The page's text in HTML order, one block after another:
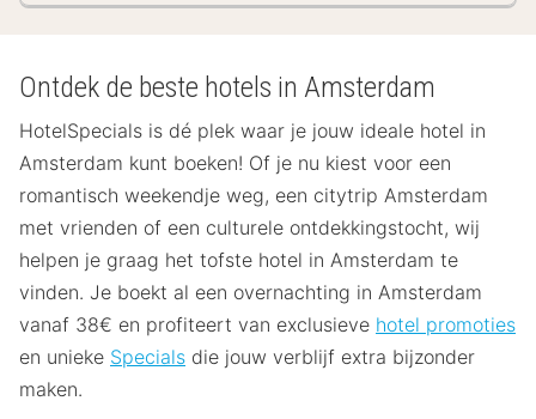
Ontdek de beste hotels in Amsterdam
HotelSpecials is dé plek waar je jouw ideale hotel in
Amsterdam kunt boeken! Of je nu kiest voor een
romantisch weekendje weg, een citytrip Amsterdam
met vrienden of een culturele ontdekkingstocht, wij
helpen je graag het tofste hotel in Amsterdam te
vinden. Je boekt al een overnachting in Amsterdam
vanaf 38€ en profiteert van exclusieve hotel promoties
en unieke Specials die jouw verblijf extra bijzonder
maken.